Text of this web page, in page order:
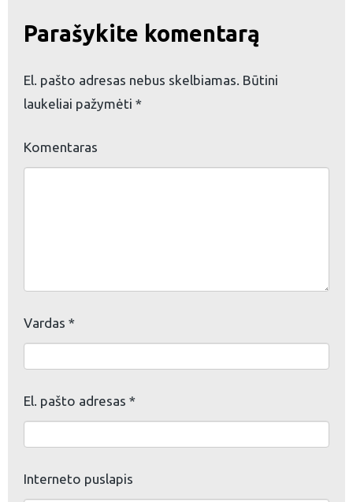
Parašykite komentarą
El. pašto adresas nebus skelbiamas. Būtini
laukeliai pažymėti *
Komentaras
Vardas *
El. pašto adresas *
Interneto puslapis